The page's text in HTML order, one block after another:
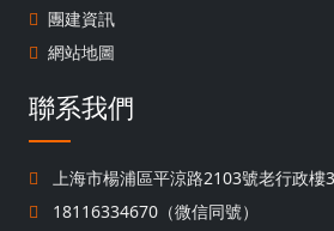
團建資訊
網站地圖
聯系我們
上海市楊浦區平涼路2103號老行政樓
18116334670（微信同號）